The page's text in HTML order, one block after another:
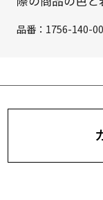
品番： 1756-140-